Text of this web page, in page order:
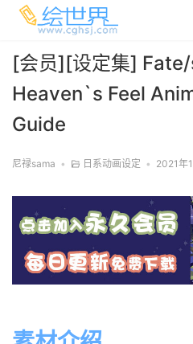
[会员][设定集]
Heaven`s Feel
Guide
尼禄sama • 日系动画设定 • 2021年